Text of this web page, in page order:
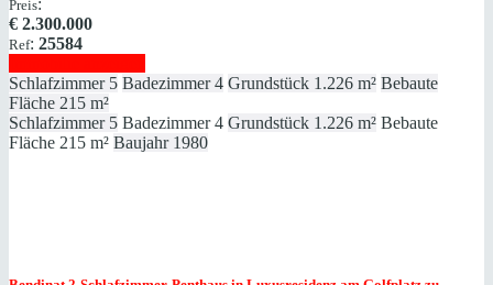
Preis:
€ 2.300.000
Ref: 25584
Schlafzimmer 5 Badezimmer 4 Grundstück 1.226 m² Bebaute
Fläche 215 m²
Schlafzimmer 5 Badezimmer 4 Grundstück 1.226 m² Bebaute
Fläche 215 m² Baujahr 1980